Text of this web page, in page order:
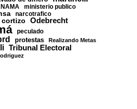
ministerio publico
narcotrafico
Odebrecht
peculado
protestas Realizando Metas
Tribunal Electoral